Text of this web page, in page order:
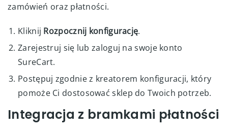
zamówień oraz płatności.
Kliknij Rozpocznij konfigurację.
Zarejestruj się lub zaloguj na swoje konto
SureCart.
Postępuj zgodnie z kreatorem konfiguracji, który
pomoże Ci dostosować sklep do Twoich potrzeb.
Integracja z bramkami płatności